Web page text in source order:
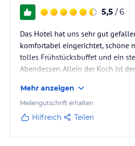
5,5 / 6
Das Hotel hat uns sehr gut
komfortabel eingerichtet, schöne
tolles Frühstücksbuffet und ein
Abendessen. Allein der Koch ist
Mehr anzeigen
Meilengutschrift erhalten
Hilfreich Teilen